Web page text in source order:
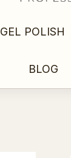
GEL POLISH
BLOG